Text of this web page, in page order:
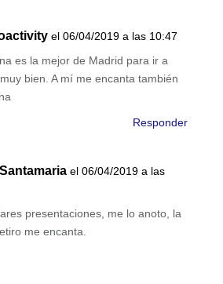
el 06/04/2019 a las 10:47
es la mejor de Madrid para ir a
bien. A mí me encanta también
Responder
el 06/04/2019 a las
presentaciones, me lo anoto, la
me encanta.